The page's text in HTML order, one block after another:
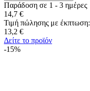
Παράδοση σε 1 - 3 ημέρες
14,7 €
Τιμή πώλησης με έκπτωση:
13,2 €
Δείτε το προϊόν
-15%